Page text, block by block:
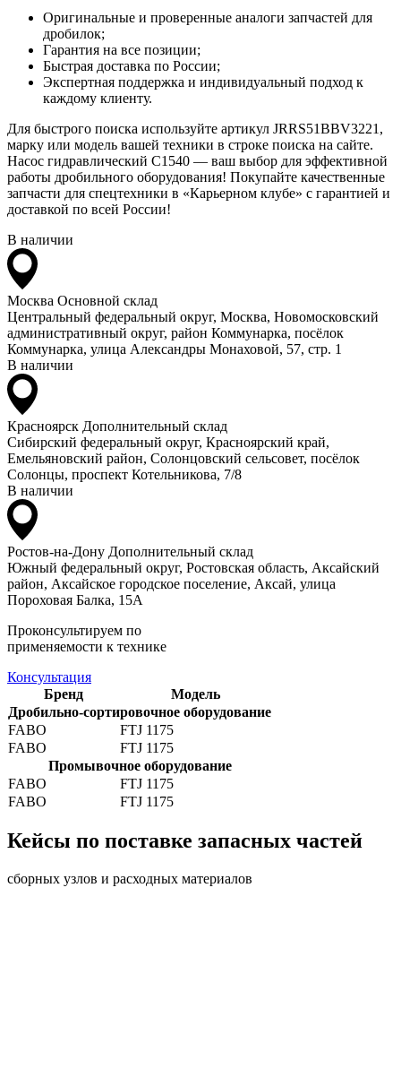
Оригинальные и проверенные аналоги запчастей для
дробилок;
Гарантия на все позиции;
Быстрая доставка по России;
Экспертная поддержка и индивидуальный подход к
каждому клиенту.
Для быстрого поиска используйте артикул JRRS51BBV3221,
марку или модель вашей техники в строке поиска на сайте.
Насос гидравлический C1540 — ваш выбор для эффективной
работы дробильного оборудования! Покупайте качественные
запчасти для спецтехники в «Карьерном клубе» с гарантией и
доставкой по всей России!
В наличии
Москва Основной склад
Центральный федеральный округ, Москва, Новомосковский
административный округ, район Коммунарка, посёлок
Коммунарка, улица Александры Монаховой, 57, стр. 1
В наличии
Красноярск Дополнительный склад
Сибирский федеральный округ, Красноярский край,
Емельяновский район, Солонцовский сельсовет, посёлок
Солонцы, проспект Котельникова, 7/8
В наличии
Ростов-на-Дону Дополнительный склад
Южный федеральный округ, Ростовская область, Аксайский
район, Аксайское городское поселение, Аксай, улица
Пороховая Балка, 15А
Проконсультируем по
применяемости к технике
Консультация
Бренд
Модель
Дробильно-сортировочное оборудование
FABO
FTJ 1175
FABO
FTJ 1175
Промывочное оборудование
FABO
FTJ 1175
FABO
FTJ 1175
Кейсы по поставке запасных частей
сборных узлов и расходных материалов